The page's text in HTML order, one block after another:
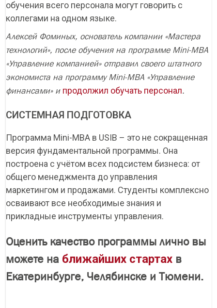
обучения всего персонала могут говорить с
коллегами на одном языке.
Алексей Фоминых, основатель компании «Мастера
технологий», после обучения на программе Mini-MBA
«Управление компанией» отправил своего штатного
экономиста на программу Mini-MBA «Управление
финансами» и продолжил обучать персонал.
СИСТЕМНАЯ ПОДГОТОВКА
Программа Мini-MBA в USIB – это не сокращенная
версия фундаментальной программы. Она
построена с учётом всех подсистем бизнеса: от
общего менеджмента до управления
маркетингом и продажами. Студенты комплексно
осваивают все необходимые знания и
прикладные инструменты управления.
Оценить качество программы лично вы
можете на ближайших стартах в
Екатеринбурге, Челябинске и Тюмени.
обучение
программах и условиях поступления. Ответим на ваши
вопросы.
консультацию
вопросы и проконсультируем по нашим программам
Оставить заявку на
участие
подробностями и ответим на вопросы.
Найти
Маркетинг
Продажи
Финансы
Личная эффективность
Персонал